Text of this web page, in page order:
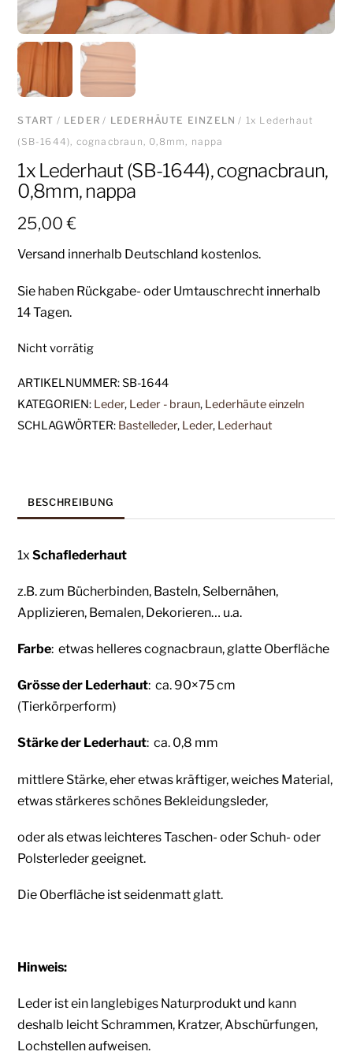
START / LEDER / LEDERHÄUTE EINZELN / 1x Lederhaut
(SB-1644), cognacbraun, 0,8mm, nappa
1x Lederhaut (SB-1644), cognacbraun,
0,8mm, nappa
25,00€
Versand innerhalb Deutschland kostenlos.
Sie haben Rückgabe- oder Umtauschrecht innerhalb
14 Tagen.
Nicht vorrätig
ARTIKELNUMMER:SB-1644
KATEGORIEN: Leder, Leder - braun, Lederhäute einzeln
SCHLAGWÖRTER: Bastelleder, Leder, Lederhaut
BESCHREIBUNG
1x Schaflederhaut
z.B. zum Bücherbinden, Basteln, Selbernähen,
Applizieren, Bemalen, Dekorieren… u.a.
Farbe: etwas helleres cognacbraun,glatte Oberfläche
Grösse der Lederhaut: ca. 90×75cm
(Tierkörperform)
Stärke der Lederhaut: ca. 0,8 mm
mittlere Stärke, eher etwas kräftiger, weiches Material,
etwas stärkeres schönes Bekleidungsleder,
oder als etwas leichteres Taschen- oder Schuh- oder
Polsterleder geeignet.
Die Oberfläche ist seidenmatt glatt.
Hinweis:
Leder ist ein langlebiges Naturprodukt und kann
deshalb leicht Schrammen, Kratzer, Abschürfungen,
Lochstellen aufweisen.